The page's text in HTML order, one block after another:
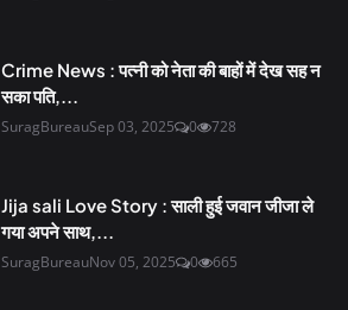
Crime News : पत्नी को नेता की बाहों में देख सह न
सका पति,...
SuragBureauSep 03, 2025 0 728
Jija sali Love Story : साली हुई जवान जीजा ले
गया अपने साथ,...
SuragBureauNov 05, 2025 0 665